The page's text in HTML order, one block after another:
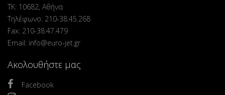
ΤΚ: 10682, Αθήνα
Τηλέφωνο: 210-38.45.268
Fax: 210-38.47.479
Email: info@euro-jet.gr
Ακολουθήστε μας
Facebook